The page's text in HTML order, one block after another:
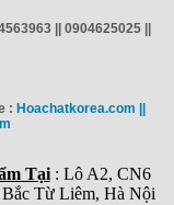
|| 0904625025 ||
: Hoachatkorea.com ||
Tại: Lô A2, CN6
Từ Liêm, Hà Nội